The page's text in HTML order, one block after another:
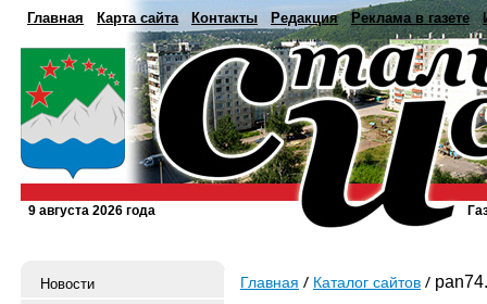
Главная Карта сайта Контакты Редакция Реклама в газете
9 августа 2026 года
Новости
Главная Каталог сайтов